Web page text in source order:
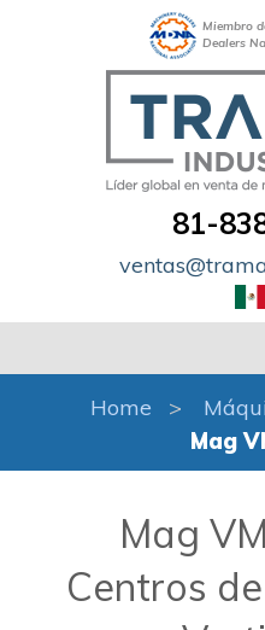
Miembro
Dealers
81-
Home
Mag
Mag
Centros